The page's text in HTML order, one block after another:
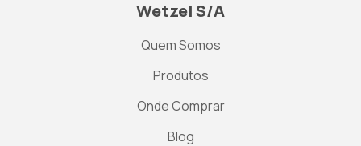
Wetzel S/A
Quem Somos
Produtos
Onde Comprar
Blog